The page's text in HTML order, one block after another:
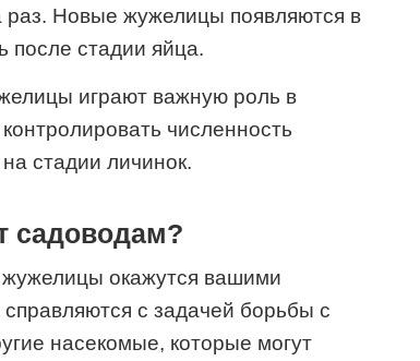
раз. Новые жужелицы появляются в
после стадии яйца.
играют важную роль в
численность
стадии личинок.
садоводам?
окажутся вашими
с задачей борьбы с
насекомые, которые могут